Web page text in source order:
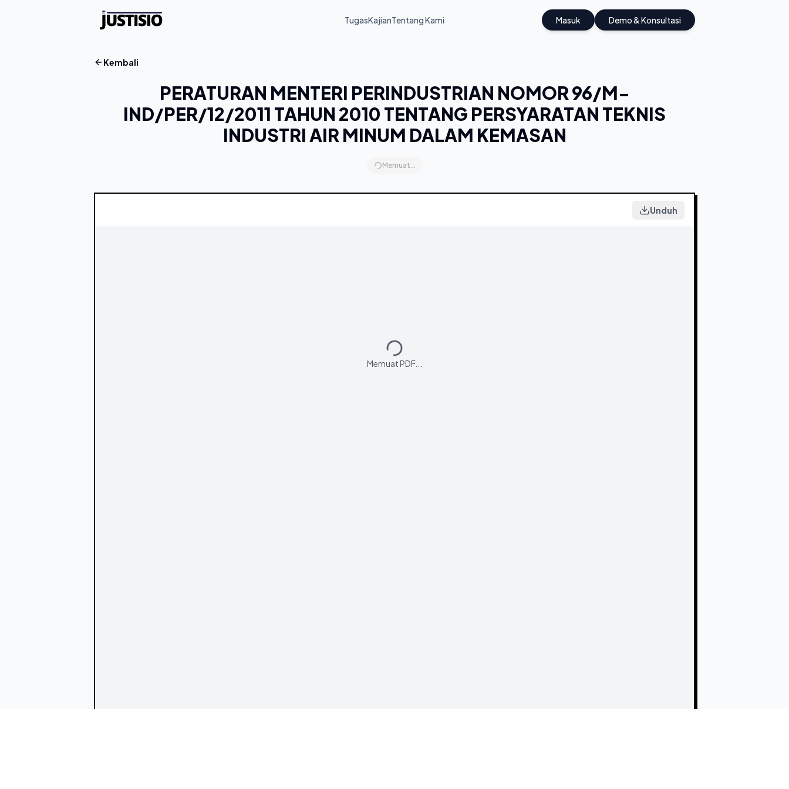
TugasKajianTentang Kami Masuk Demo & Konsultasi
Kembali
PERATURAN MENTERI PERINDUSTRIAN NOMOR 96/M-
IND/PER/12/2011 TAHUN 2010 TENTANG PERSYARATAN TEKNIS
INDUSTRI AIR MINUM DALAM KEMASAN
Memuat...
Unduh
Memuat PDF...